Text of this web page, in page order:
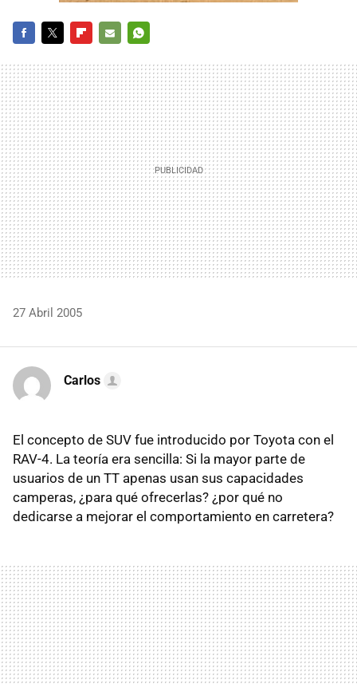
MAIL
27 Abril 2005
Carlos
El concepto de SUV fue introducido por Toyota con el
RAV-4. La teoría era sencilla: Si la mayor parte de
usuarios de un TT apenas usan sus capacidades
camperas, ¿para qué ofrecerlas? ¿por qué no
dedicarse a mejorar el comportamiento en carretera?